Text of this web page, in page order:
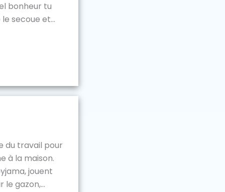
bonheur tu
secoue et...
du travail pour
à la maison.
jouent
le gazon,...